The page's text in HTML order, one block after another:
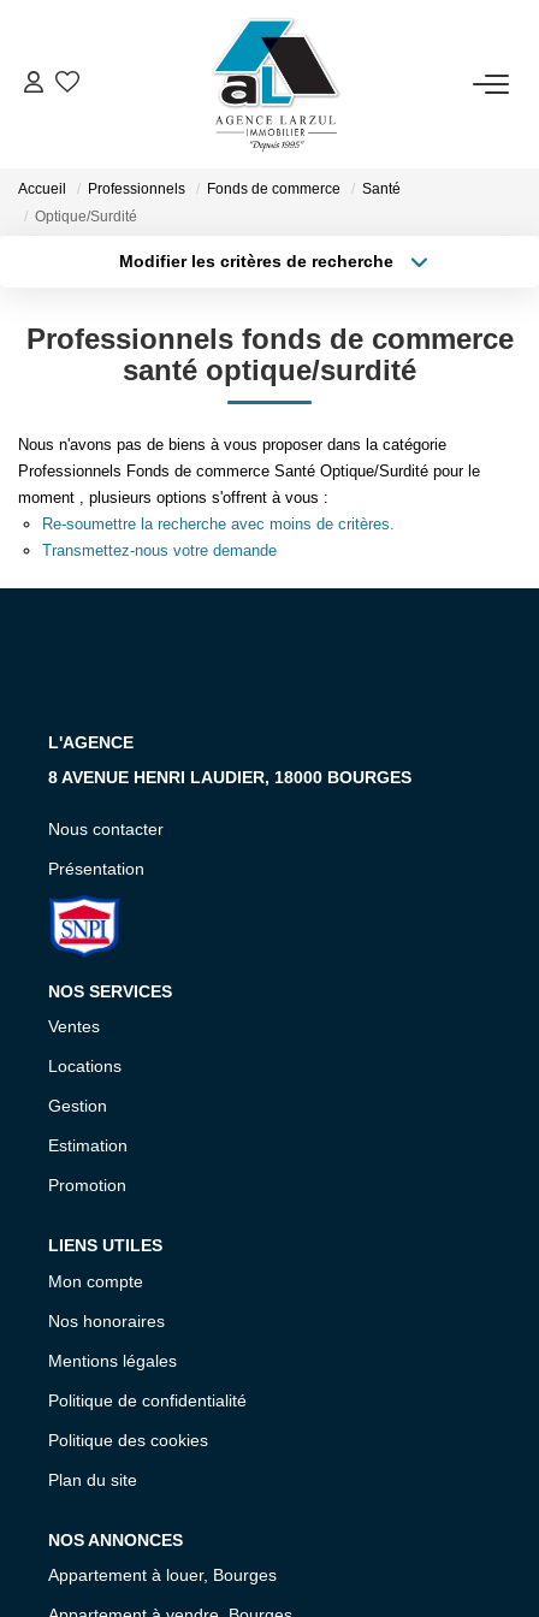
VENTES
LOCATIONS
GESTION
ESTIMATION
PROMOTION
NOTRE AGENCE
Présentation
Accueil Professionnels Fonds de commerce
Santé
Optique/Surdité
Modifier les critères de recherche
Type de bien
Surface min
Créer une alerte
Professionnels fonds de commerce
santé optique/surdité
Nous n'avons pas de biens à vous proposer dans la catégorie
Professionnels Fonds de commerce Santé Optique/Surdité pour le
moment , plusieurs options s'offrent à vous :
Re-soumettre la recherche avec moins de critères.
Transmettez-nous votre demande
L'AGENCE
8 AVENUE HENRI LAUDIER, 18000 BOURGES
Nous contacter
Présentation
NOS SERVICES
Ventes
Locations
Gestion
Estimation
Promotion
LIENS UTILES
Mon compte
Nos honoraires
Mentions légales
Politique de confidentialité
Politique des cookies
Plan du site
NOS ANNONCES
Appartement à louer, Bourges